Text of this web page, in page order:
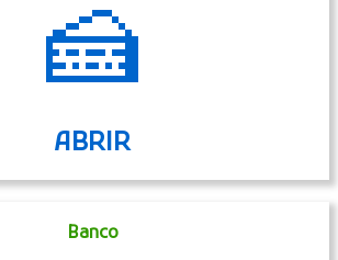
🍰
ABRIR
Banco